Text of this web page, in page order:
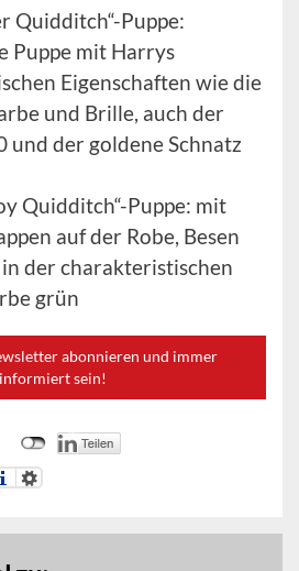
Quidditch“-Puppe:
Puppe mit Harrys
Eigenschaften wie die
und Brille, auch der
und der goldene Schnatz
Quidditch“-Puppe: mit
auf der Robe, Besen
der charakteristischen
grün
abonnieren und immer
informiert sein!